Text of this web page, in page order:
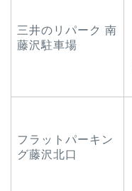
三井のリパーク 南
藤沢駐車場
フラットパーキン
グ藤沢北口